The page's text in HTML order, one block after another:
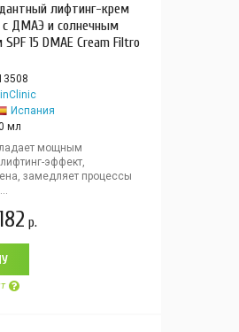
лифтинг-крем
с ДМАЭ и солнечным
15 DMAE Cream Filtro
Испания
мл
мощным
эффект,
замедляет процессы
р.